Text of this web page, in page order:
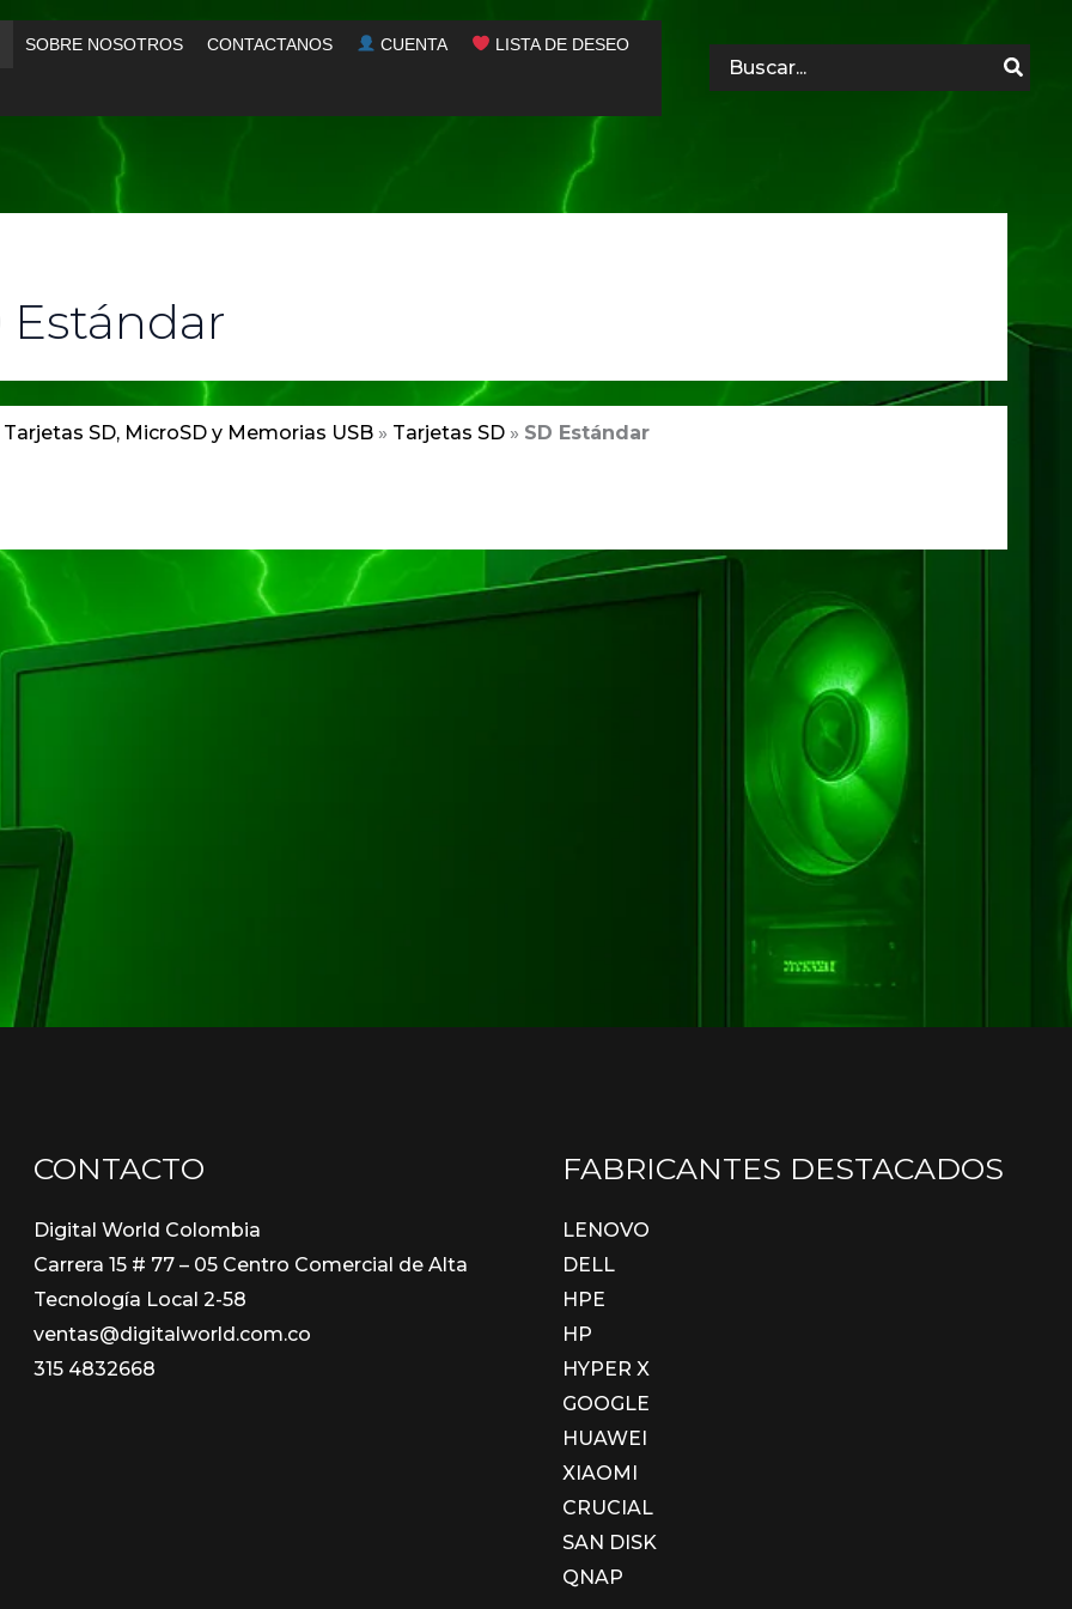
SOBRE NOSOTROS CONTACTANOS CUENTA LISTA DE DESEO
Search
for:
Estándar
Tarjetas SD, MicroSD y Memorias USB» Tarjetas SD» SD Estándar
CONTACTO
Digital World Colombia
Carrera 15 # 77 – 05 Centro Comercial de Alta
Tecnología Local 2-58
ventas@digitalworld.com.co
315 4832668
FABRICANTES DESTACADOS
LENOVO
DELL
HPE
HP
HYPER X
GOOGLE
HUAWEI
XIAOMI
CRUCIAL
SAN DISK
QNAP